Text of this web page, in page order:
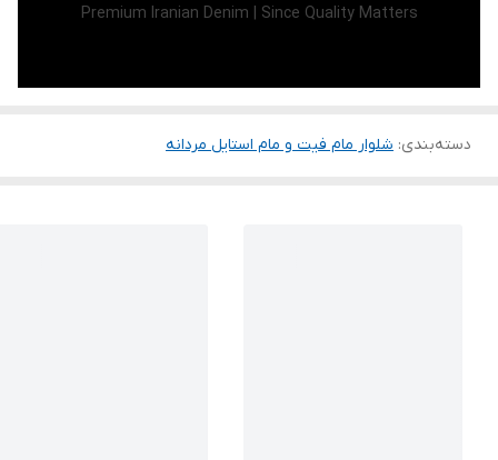
Premium Iranian Denim | Since Quality Matters
دسته‌بندی: شلوار مام فیت و مام استایل مردانه